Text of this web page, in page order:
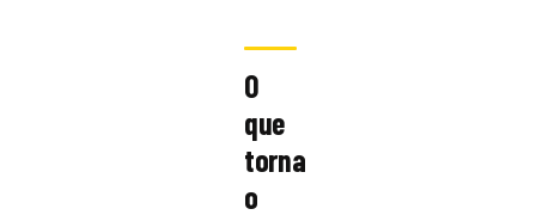
O
que
torna
o